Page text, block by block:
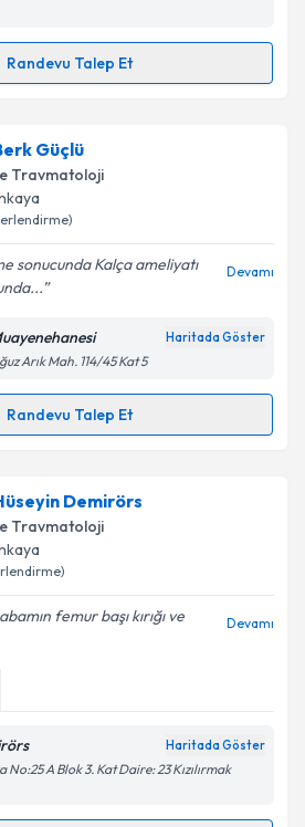
işlenmesine ilişkin
ve kişisel verilerimin belirtilen
kabul ediyorum.
Randevu Talep Et
Talebi
Bekiçin randevu takvimi talebi
uzmandan randevu almanız için bir
e-posta ile bilgilendireceğiz.
işlenmesine ilişkin
Aydınlatma
ve kişisel verilerimin belirtilen
kabul ediyorum.
Güçlü
Travmatoloji
sonucunda Kalça ameliyatı
Devamı
Haritada Göster
Arık Mah. 114/45 Kat 5
Randevu Talep Et
Talebi
için randevu takvimi talebi
uzmandan randevu almanız için bir
e-posta ile bilgilendireceğiz.
işlenmesine ilişkin
ve kişisel verilerimin belirtilen
kabul ediyorum.
Demirörs
Travmatoloji
femur başı kırığı ve
Devamı
Haritada Göster
No:25 A Blok 3. Kat Daire: 23 Kızılırmak